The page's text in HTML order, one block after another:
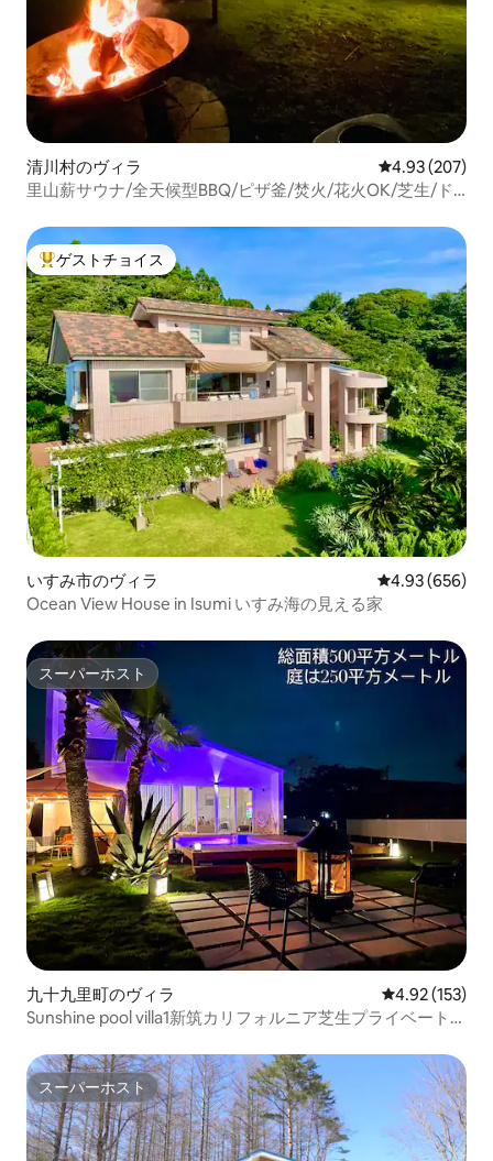
清川村のヴィラ レビュー207
4.93 (207)
里山薪サウナ/全天候型BBQ/ピザ釜/焚火/花火OK/芝生/ド
大好評のゲストチョイスです。
ゲストチョイス
いすみ市のヴィラ レビュー656
4.93 (656)
Ocean View House in Isumi いすみ海の見える家
スーパーホスト
スーパーホスト
九十九里町のヴィラ レビュー153
4.92 (153)
Sunshine pool villa1新筑カリフォルニア芝生プライベートプ
スーパーホスト
スーパーホスト